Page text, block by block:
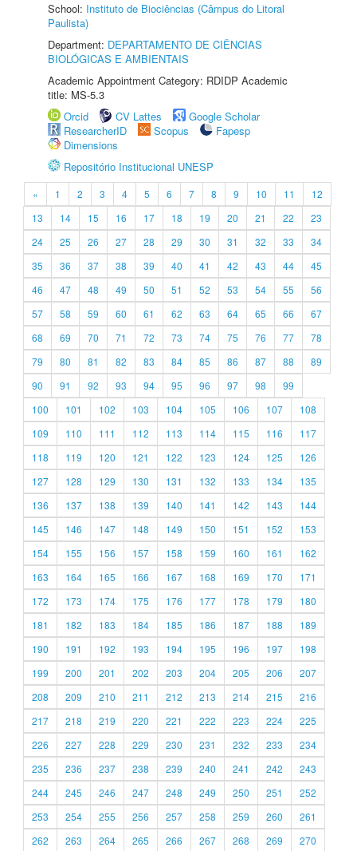
School: Instituto de Biociências (Câmpus do Litoral
Paulista)
Department: DEPARTAMENTO DE CIÊNCIAS
BIOLÓGICAS E AMBIENTAIS
Academic Appointment Category: RDIDP Academic
title: MS-5.3
Orcid
CV Lattes
Google Scholar
ResearcherID
Scopus
Fapesp
Dimensions
Repositório Institucional UNESP
« 1 2 3 4 5 6 7 8 9 10 11
12
13
14 15 16 17 18 19 20 21 22
23
24
25 26 27 28 29 30 31 32 33
34
35
36 37 38 39 40 41 42 43 44
45
46
47 48 49 50 51 52 53 54 55
56
57
58 59 60 61 62 63 64 65 66
67
68
69 70 71 72 73 74 75 76 77
78
79
80 81 82 83 84 85 86 87 88
89
90
91 92 93 94 95 96 97 98
99
100
101 102 103 104 105 106 107
108
109
110 111 112 113 114 115 116
117
118
119 120 121 122 123 124 125
126
127
128 129 130 131 132 133 134
135
136
137 138 139 140 141 142 143
144
145
146 147 148 149 150 151 152
153
154
155 156 157 158 159 160 161
162
163
164 165 166 167 168 169 170
171
172
173 174 175 176 177 178 179
180
181
182 183 184 185 186 187 188
189
190
191 192 193 194 195 196 197
198
199
200 201 202 203 204 205 206
207
208
209 210 211 212 213 214 215
216
217
218 219 220 221 222 223 224
225
226
227 228 229 230 231 232 233
234
235
236 237 238 239 240 241 242
243
244
245 246 247 248 249 250 251
252
253
254 255 256 257 258 259 260
261
262
263 264 265 266 267 268 269 270